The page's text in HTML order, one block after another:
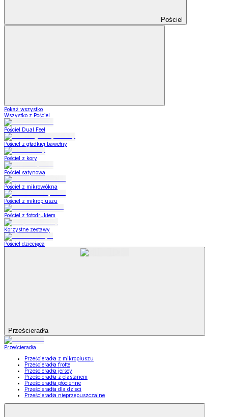
Pościel
Pokaż wszystko
Wszystko z Pościel
Pościel Dual Feel
Pościel z gładkiej bawełny
Pościel z kory
Pościel satynowa
Pościel z mikrowłókna
Pościel z mikropluszu
Pościel z fotodrukiem
Korzystne zestawy
Pościel dziecięca
Prześcieradła
Prześcieradła
Prześcieradła z mikropluszu
Prześcieradła frotte
Prześcieradła jersey
Prześcieradła z elastanem
Prześcieradła płócienne
Prześcieradła dla dzieci
Prześcieradła nieprzepuszczalne